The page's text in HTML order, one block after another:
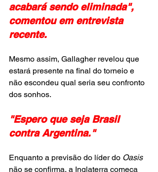
acabará sendo eliminada",
comentou em entrevista
recente.
Mesmo assim, Gallagher revelou que
estará presente na final do torneio e
não escondeu qual seria seu confronto
dos sonhos.
"Espero que seja Brasil
contra Argentina."
Enquanto a previsão do líder do Oasis
não se confirma, a Inglaterra começa